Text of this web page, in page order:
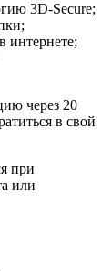
3D-Secure;
интернете;
через 20
в свой
при
или